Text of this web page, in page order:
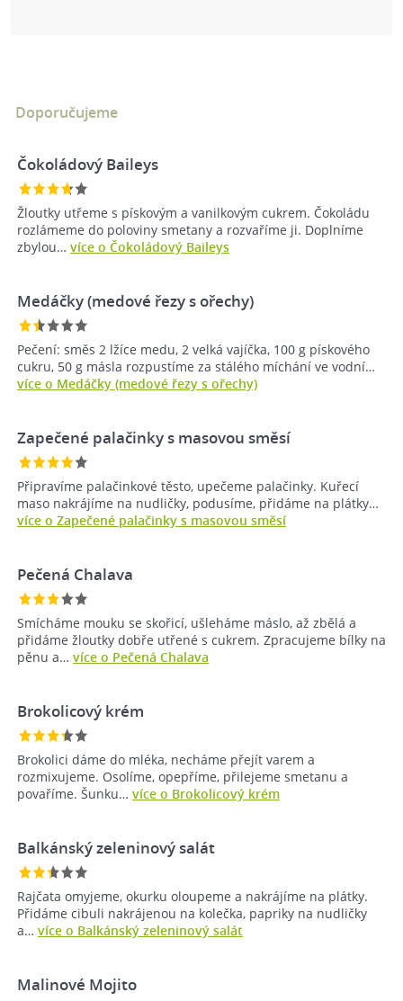
Doporučujeme
Čokoládový Baileys
Žloutky utřeme s pískovým a vanilkovým cukrem. Čokoládu
rozlámeme do poloviny smetany a rozvaříme ji. Doplníme
zbylou… více o Čokoládový Baileys
Medáčky (medové řezy s ořechy)
Pečení: směs 2 lžíce medu, 2 velká vajíčka, 100 g pískového
cukru, 50 g másla rozpustíme za stálého míchání ve vodní…
více o Medáčky (medové řezy s ořechy)
Zapečené palačinky s masovou směsí
Připravíme palačinkové těsto, upečeme palačinky. Kuřecí
maso nakrájíme na nudličky, podusíme, přidáme na plátky…
více o Zapečené palačinky s masovou směsí
Pečená Chalava
Smícháme mouku se skořicí, ušleháme máslo, až zbělá a
přidáme žloutky dobře utřené s cukrem. Zpracujeme bílky na
pěnu a… více o Pečená Chalava
Brokolicový krém
Brokolici dáme do mléka, necháme přejít varem a
rozmixujeme. Osolíme, opepříme, přilejeme smetanu a
povaříme. Šunku… více o Brokolicový krém
Balkánský zeleninový salát
Rajčata omyjeme, okurku oloupeme a nakrájíme na plátky.
Přidáme cibuli nakrájenou na kolečka, papriky na nudličky
a… více o Balkánský zeleninový salát
Malinové Mojito